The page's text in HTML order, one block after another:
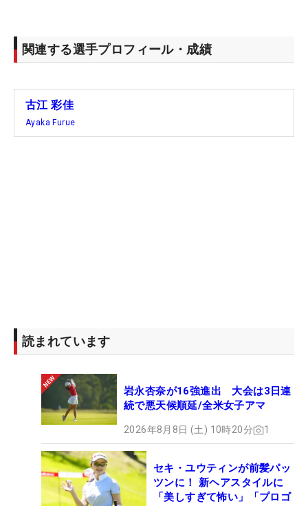
関連する選手プロフィール・成績
古江 彩佳
Ayaka Furue
読まれています
岩永杏奈が16強進出 大会は3日連
続で悪天候順延/全米女子アマ
2026年8月8日 (土) 10時20分 1
セキ・ユウティンが前髪パッ
ツンに！ 新ヘアスタイルに
「美しすぎて怖い」「プロゴ